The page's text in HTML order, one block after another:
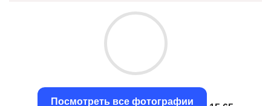
Посмотреть все фотографии